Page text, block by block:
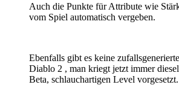
Auch die Punkte für Attribute wie
vom Spiel automatisch vergeben.
Ebenfalls gibt es keine
Diablo 2 , man kriegt jetzt immer
Beta, schlauchartigen Level vorgesetzt.